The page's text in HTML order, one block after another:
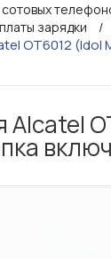
сотовых
зарядки
OT6012 (Idol